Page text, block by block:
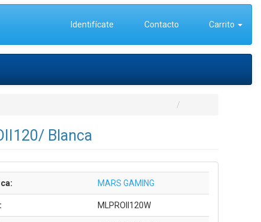
Identifícate Contacto Carrito
Blanca
MARS GAMING
MLPROII120W